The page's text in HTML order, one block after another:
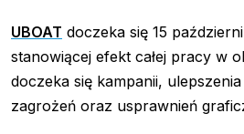
UBOAT doczeka się 15
stanowiącej efekt całej pracy w
doczeka się kampanii,
zagrożeń oraz usprawnień